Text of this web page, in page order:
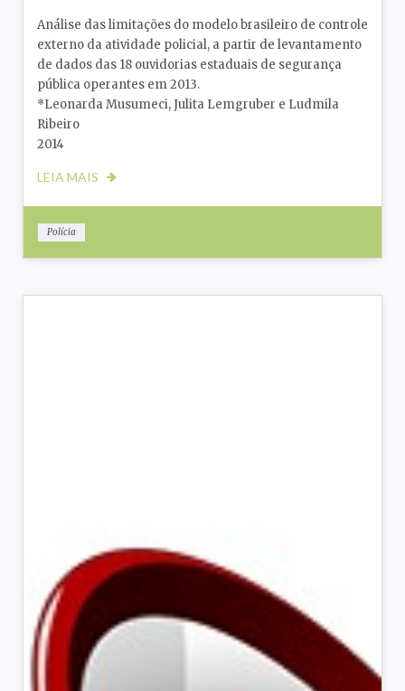
Análise das limitações do modelo brasileiro de controle
externo da atividade policial, a partir de levantamento
de dados das 18 ouvidorias estaduais de segurança
pública operantes em 2013.
*Leonarda Musumeci, Julita Lemgruber e Ludmila
Ribeiro
2014
LEIA MAIS
Polícia